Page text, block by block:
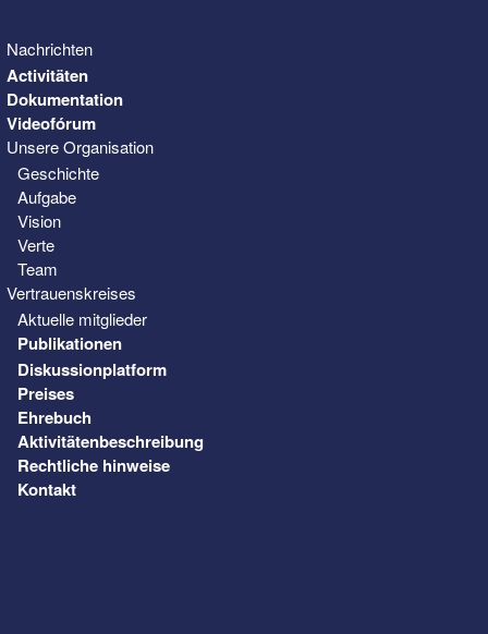
Nachrichten
Activitäten
Dokumentation
Videofórum
Unsere Organisation
Geschichte
Aufgabe
Vision
Verte
Team
Vertrauenskreises
Aktuelle mitglieder
Publikationen
Diskussionplatform
Preises
Ehrebuch
Aktivitätenbeschreibung
Rechtliche hinweise
Kontakt